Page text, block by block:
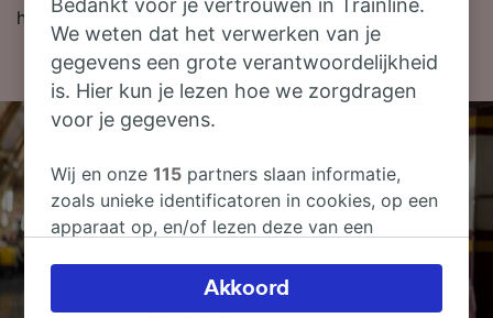
het boeken van goedkope treinkaartjes.
Bedankt voor je vertrouwen in Trainline.
We weten dat het verwerken van je
gegevens een grote verantwoordelijkheid
is. Hier kun je lezen hoe we zorgdragen
voor je gegevens.
Wij en onze115 partners slaan informatie,
zoals unieke identificatoren in cookies, op een
apparaat op, en/of lezen deze van een
verwerken. Je kunt je instellingen bevestigen
of wijzigen door hieronder te klikken.
Akkoord